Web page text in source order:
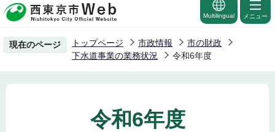
で
Multilingual メニュー
現在のページ トップページ 市政情報
市の財政
下水道事業の業務状況
令和6年度
令和6年度